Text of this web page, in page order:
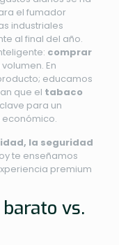
el fumador
industriales
al final del año.
comprar
En
educamos
que el tabaco
para un
la seguridad
te enseñamos
premium
vs.